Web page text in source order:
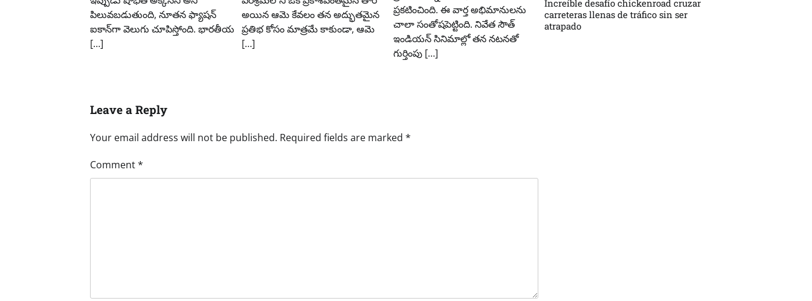
పిలువబడుతుంది, నూతన ఫ్యాషన్
ఐకాన్‌గా వెలుగు చూపిస్తోంది. భారతీయ
[…]
అయిన ఆమె కేవలం తన అద్భుతమైన
ప్రతిభ కోసం మాత్రమే కాకుండా, ఆమె
[…]
ప్రకటించింది. ఈ వార్త అభిమానులను
చాలా సంతోషపెట్టింది. నివేత సౌత్
ఇండియన్ సినిమాల్లో తన నటనతో
గుర్తింపు […]
Leave a Reply
Your email address will not be published. Required fields are marked*
Comment*
Increíble desafío chickenroad cruzar
carreteras llenas de tráfico sin ser
atrapado